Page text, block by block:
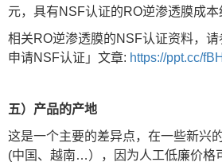
元，具有NSF认证的RO逆渗透膜成本
相关RO逆渗透膜的NSF认证资料，
申请NSF认证」文章: https://ppt.cc/
五）产品的产地
这是一个主要的差异点，在一些新兴
(中国、越南…），因为人工低廉价格